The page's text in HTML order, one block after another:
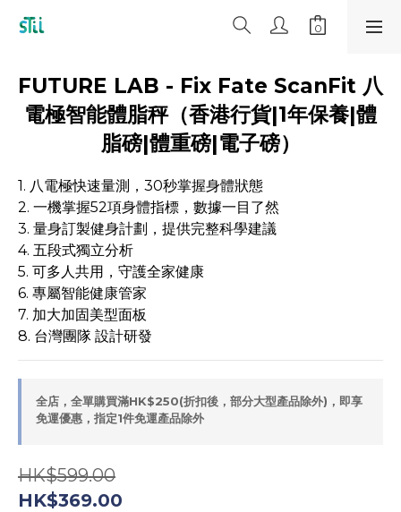
FUTURE LAB - Fix Fate ScanFit 八
電極智能體脂秤（香港行貨|1年保養|體
脂磅|體重磅|電子磅）
1. 八電極快速量測，30秒掌握身體狀態
2. 一機掌握52項身體指標，數據一目了然
3. 量身訂製健身計劃，提供完整科學建議
4. 五段式獨立分析
5. 可多人共用，守護全家健康
6. 專屬智能健康管家
7. 加大加固美型面板
8. 台灣團隊 設計研發
全店，全單購買滿HK$250(折扣後，部分大型產品除外)，即享
免運優惠，指定1件免運產品除外
HK$599.00
HK$369.00